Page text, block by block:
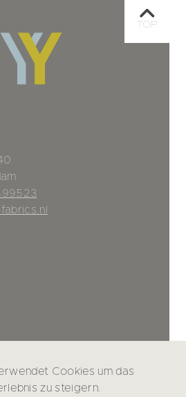
TOP
Cookies um das
zu steigern.